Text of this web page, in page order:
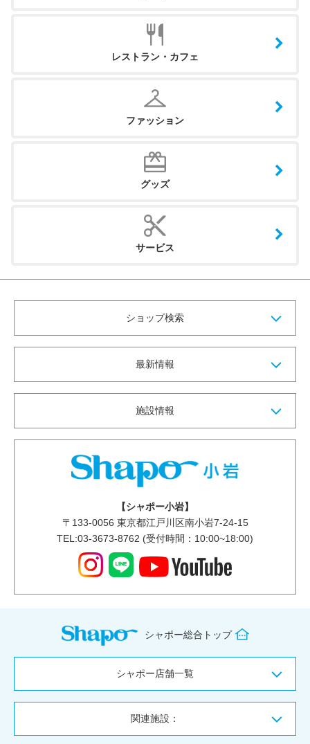
レストラン・カフェ
ファッション
グッズ
サービス
ショップ検索
最新情報
施設情報
【シャポー小岩】
〒 133-0056 東京都江戸川区南小岩7-24-15
TEL:03-3673-8762 (受付時間：10:00~18:00)
シャポー総合トップ
シャポー店舗一覧
関連施設：